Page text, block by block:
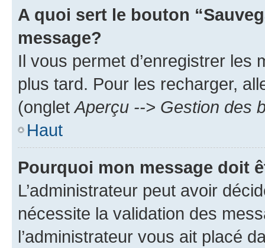
A quoi sert le bouton
message?
Il vous permet d’enregistrer
plus tard. Pour les recharger,
(onglet Aperçu --> Gestion des
Haut
Pourquoi mon message doit
L’administrateur peut avoir
nécessite la validation des
l’administrateur vous ait placé